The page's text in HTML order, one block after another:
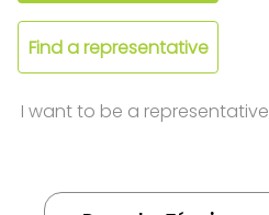
Find a representative
I want to be a representative